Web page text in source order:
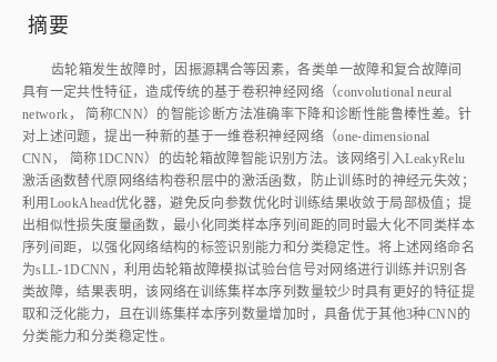
摘要
齿轮箱发生故障时，因振源耦合等因素，各类单一故障和复合故障间
具有一定共性特征，造成传统的基于卷积神经网络（convolutional neural
network， 简称CNN）的智能诊断方法准确率下降和诊断性能鲁棒性差。针
对上述问题，提出一种新的基于一维卷积神经网络（one⁃dimensional
CNN， 简称1DCNN）的齿轮箱故障智能识别方法。该网络引入LeakyRelu
激活函数替代原网络结构卷积层中的激活函数，防止训练时的神经元失效；
利用LookAhead优化器，避免反向参数优化时训练结果收敛于局部极值；提
出相似性损失度量函数，最小化同类样本序列间距的同时最大化不同类样本
序列间距，以强化网络结构的标签识别能力和分类稳定性。将上述网络命名
为sLL⁃1DCNN，利用齿轮箱故障模拟试验台信号对网络进行训练并识别各
类故障，结果表明，该网络在训练集样本序列数量较少时具有更好的特征提
取和泛化能力，且在训练集样本序列数量增加时，具备优于其他3种CNN的
分类能力和分类稳定性。